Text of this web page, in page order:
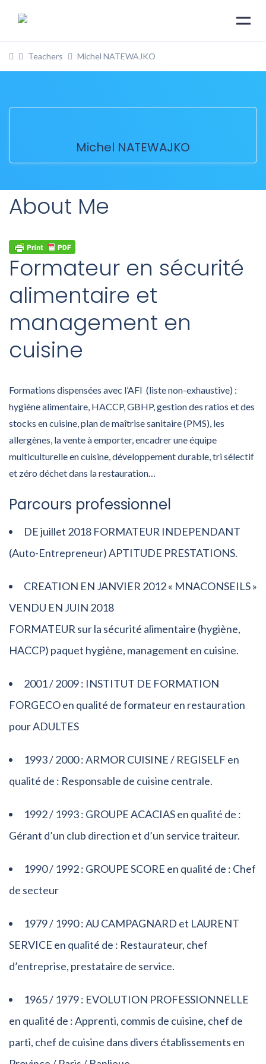
Teachers Michel NATEWAJKO
Michel NATEWAJKO
About Me
Formateur en sécurité
alimentaire et
management en
cuisine
Formations dispensées avec l’AFI (liste non-exhaustive) :
hygiène alimentaire, HACCP, GBHP, gestion des ratios et des
stocks en cuisine, plan de maîtrise sanitaire (PMS), les
allergènes, la vente à emporter, encadrer une équipe
multiculturelle en cuisine, développement durable, tri sélectif
et zéro déchet dans la restauration…
Parcours professionnel
DE juillet 2018 FORMATEUR INDEPENDANT
(Auto-Entrepreneur) APTITUDE PRESTATIONS.
CREATION EN JANVIER 2012 « MNACONSEILS »
VENDU EN JUIN 2018
FORMATEUR sur la sécurité alimentaire (hygiène,
HACCP) paquet hygiène, management en cuisine.
2001 / 2009 : INSTITUT DE FORMATION
FORGECO en qualité de formateur en restauration
pour ADULTES
1993 / 2000 : ARMOR CUISINE / REGISELF en
qualité de : Responsable de cuisine centrale.
1992 / 1993 : GROUPE ACACIAS en qualité de :
Gérant d’un club direction et d’un service traiteur.
1990 / 1992 : GROUPE SCORE en qualité de : Chef
de secteur
1979 / 1990 : AU CAMPAGNARD et LAURENT
SERVICE en qualité de : Restaurateur, chef
d’entreprise, prestataire de service.
1965 / 1979 : EVOLUTION PROFESSIONNELLE
en qualité de : Apprenti, commis de cuisine, chef de
parti, chef de cuisine dans divers établissements en